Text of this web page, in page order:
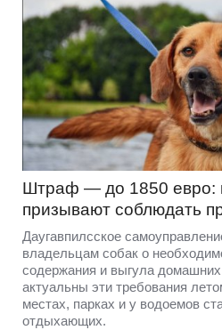
Штраф — до 1850 евро:
призывают соблюдать
Даугавпилсское
владельцам собак о
содержания и выгула
актуальны эти требования
местах, парках и у водоемов
отдыхающих.